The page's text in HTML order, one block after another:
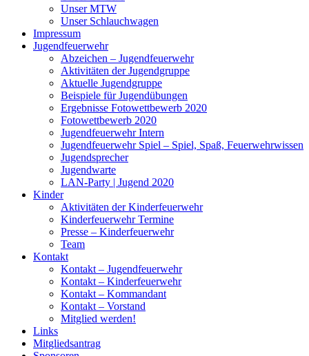
Unser MTW
Unser Schlauchwagen
Impressum
Jugendfeuerwehr
Abzeichen – Jugendfeuerwehr
Aktivitäten der Jugendgruppe
Aktuelle Jugendgruppe
Beispiele für Jugendübungen
Ergebnisse Fotowettbewerb 2020
Fotowettbewerb 2020
Jugendfeuerwehr Intern
Jugendfeuerwehr Spiel – Spiel, Spaß, Feuerwehrwissen
Jugendsprecher
Jugendwarte
LAN-Party | Jugend 2020
Kinder
Aktivitäten der Kinderfeuerwehr
Kinderfeuerwehr Termine
Presse – Kinderfeuerwehr
Team
Kontakt
Kontakt – Jugendfeuerwehr
Kontakt – Kinderfeuerwehr
Kontakt – Kommandant
Kontakt – Vorstand
Mitglied werden!
Links
Mitgliedsantrag